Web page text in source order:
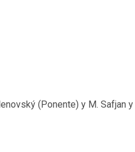
(Ponente) y M. Safjan y